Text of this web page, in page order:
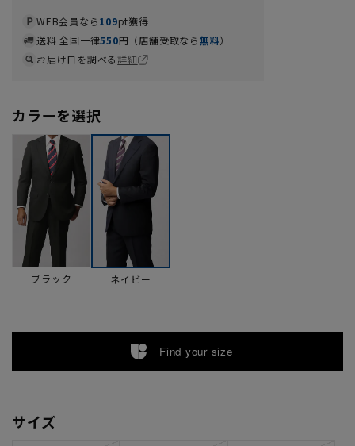
WEB会員なら109pt獲得
送料 全国一律550円（店舗受取なら無料）
お届け日を調べる詳細
カラーを選択
ブラック ネイビー
Find your size
サイズ